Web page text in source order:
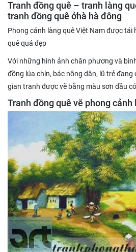
Tranh đồng quê – tranh làng
tranh đồng quê ởhà hà đông
Phong cảnh làng quê Việt Nam được tái
quê quá đẹp
Với những hình ảnh chân phương và
đồng lúa chín, bác nông dân, lũ trẻ
gian tranh được vẽ bằng màu sơn dầu
Tranh đồng quê vẽ phong cảnh